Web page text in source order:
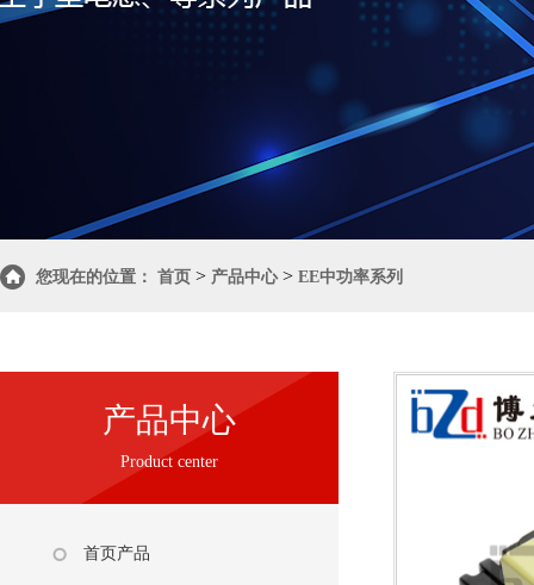
您现在的位置： 首页 > 产品中心> EE中功率系列
产品中心
Product center
首页产品